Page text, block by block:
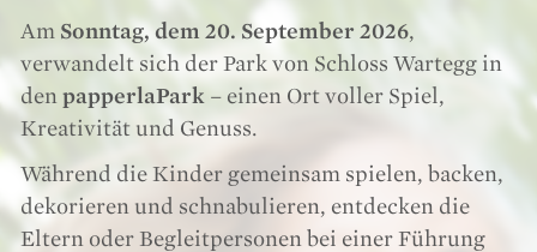
Am Sonntag, dem 20. September 2026,
verwandelt sich der Park von Schloss Wartegg in
den papperlaPark – einen Ort voller Spiel,
Kreativität und Genuss.
Während die Kinder gemeinsam spielen, backen,
dekorieren und schnabulieren, entdecken die
Eltern oder Begleitpersonen bei einer Führung